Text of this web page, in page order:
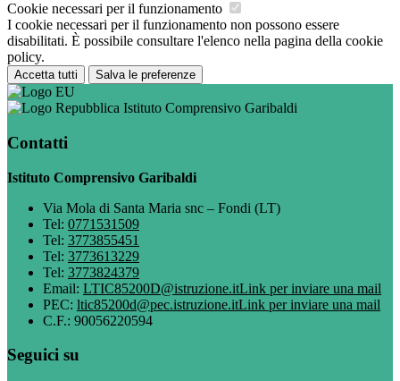
Cookie necessari per il funzionamento
I cookie necessari per il funzionamento non possono essere
disabilitati. È possibile consultare l'elenco nella pagina della cookie
policy.
Accetta tutti Salva le preferenze
Istituto Comprensivo Garibaldi
Contatti
Istituto Comprensivo Garibaldi
Via Mola di Santa Maria snc – Fondi (LT)
Tel: 0771531509
Tel: 3773855451
Tel: 3773613229
Tel: 3773824379
Email: LTIC85200D@istruzione.itLink per inviare una mail
PEC: ltic85200d@pec.istruzione.itLink per inviare una mail
C.F.: 90056220594
Seguici su